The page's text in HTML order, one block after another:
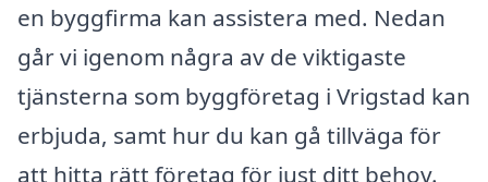
en byggfirma kan assistera med. Nedan
går vi igenom några av de viktigaste
tjänsterna som byggföretag i Vrigstad kan
erbjuda, samt hur du kan gå tillväga för
att hitta rätt företag för just ditt behov.